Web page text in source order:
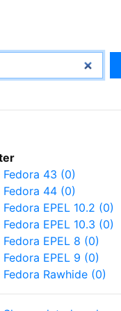
Fedora 43 (0)
Fedora 44 (0)
Fedora EPEL 10.2 (0)
Fedora EPEL 10.3 (0)
Fedora EPEL 8 (0)
Fedora EPEL 9 (0)
Fedora Rawhide (0)